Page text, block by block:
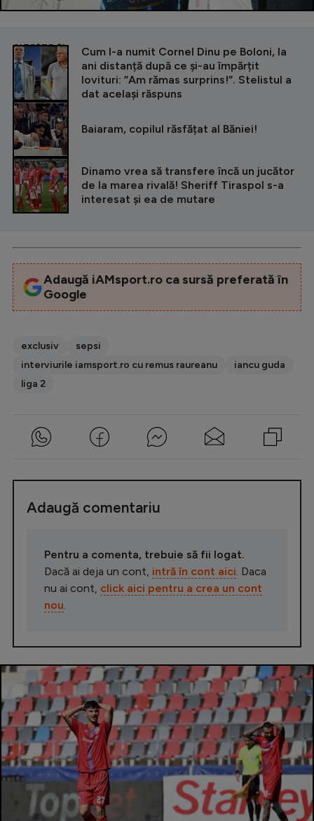
CITEȘTE ȘI
Cum l-a numit Cornel Dinu pe Boloni, la
ani distanță după ce și-au împărțit
lovituri: ”Am rămas surprins!”. Stelistul a
dat același răspuns
Baiaram, copilul răsfățat al Băniei!
Dinamo vrea să transfere încă un jucător
de la marea rivală! Sheriff Tiraspol s-a
interesat și ea de mutare
Adaugă iAMsport.ro ca sursă preferată în
Google
exclusiv
sepsi
interviurile iamsport.ro cu remus raureanu
iancu guda
liga 2
Adaugă comentariu
Pentru a comenta, trebuie să fii logat.
Dacă ai deja un cont, intră în cont aici. Daca
nu ai cont, click aici pentru a crea un cont
nou.